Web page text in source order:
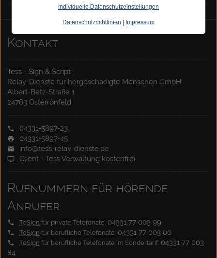
Kontakt
Tess - Sign & Script -
Relay-Dienste für hörgeschädigte Menschen GmbH
Albert-Betz-Straße 1
24783 Osterrönfeld
04331-5897-23
04331-5897-45
info@tess-relay-dienste.de
Client - Tess Verwaltung kostenfrei
Rufnummern für hörende
Anrufer
TeSign für private Telefonate: 04331 77 003 99
TeSign für berufliche Telefonate: 04331 77 003 00
TeSign für berufliche Telefonate im Sondertarif: 04331 77 003
84
Individuelle Datenschutzeinstellungen
Datenschutzrichtlinien | Impressum